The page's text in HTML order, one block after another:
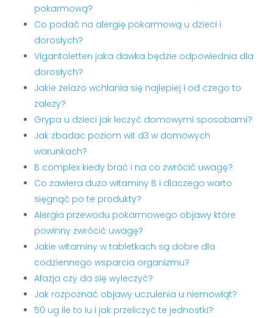
pokarmową?
Co podać na alergię pokarmową u dzieci i
dorosłych?
Vigantoletten jaka dawka będzie odpowiednia dla
dorosłych?
Jakie żelazo wchłania się najlepiej i od czego to
zależy?
Grypa u dzieci jak leczyć domowymi sposobami?
Jak zbadac poziom wit d3 w domowych
warunkach?
B complex kiedy brać i na co zwrócić uwagę?
Co zawiera dużo witaminy B i dlaczego warto
sięgnąć po te produkty?
Alergia przewodu pokarmowego objawy które
powinny zwrócić uwagę?
Jakie witaminy w tabletkach są dobre dla
codziennego wsparcia organizmu?
Afazja czy da się wyleczyć?
Jak rozpoznać objawy uczulenia u niemowląt?
50 ug ile to iu i jak przeliczyć te jednostki?